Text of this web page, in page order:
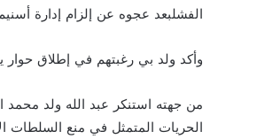
الفشلبعد عجوه عن إلزام إدارة
وأكد ولد بي رغبتهم في إطلاق حوار
من جهته استنكر عبد الله ولد محمد
الحريات المتمثل في منع السلطات